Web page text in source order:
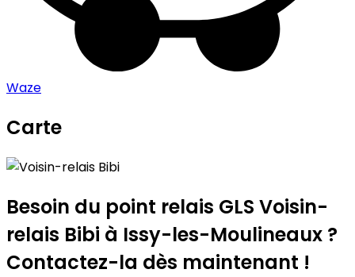
Waze
Carte
+
−
Besoin du point relais GLS Voisin-
relais Bibi à Issy-les-Moulineaux ?
Contactez-la dès maintenant !